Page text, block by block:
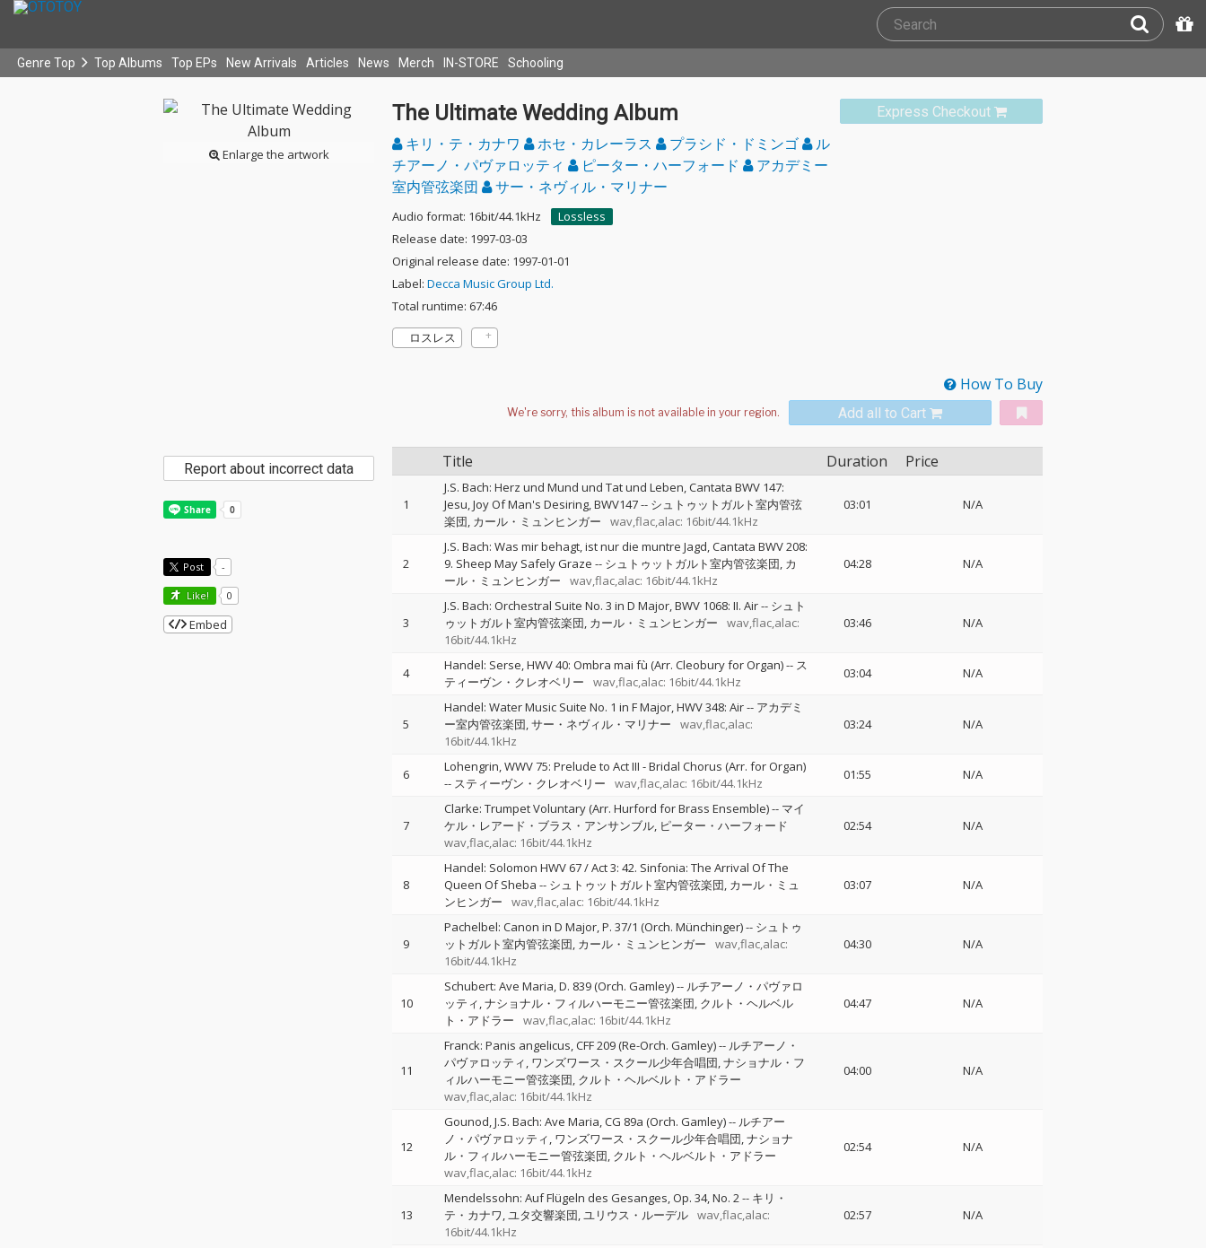
Genre Top Top Albums Top EPs New Arrivals Articles News Merch IN-STORE Schooling
Enlarge the artwork
Express Checkout
The Ultimate Wedding Album
キリ・テ・カナワ ホセ・カレーラス プラシド・ドミンゴ
ル
チアーノ・パヴァロッティ
ピーター・ハーフォード
アカデミー
室内管弦楽団
サー・ネヴィル・マリナー
Audio format: 16bit/44.1kHz
Lossless
Release date: 1997-03-03
Original release date: 1997-01-01
Label: Decca Music Group Ltd.
Total runtime: 67:46
ロスレス
How To Buy
Add all to Cart
Title Duration Price
1
J.S. Bach: Herz und Mund und Tat und Leben, Cantata BWV 147:
Jesu, Joy Of Man's Desiring, BWV147-- シュトゥットガルト室内管弦
楽団 カール・ミュンヒンガー wav,flac,alac: 16bit/44.1kHz
03:01 N/A
2
J.S. Bach: Was mir behagt, ist nur die muntre Jagd, Cantata BWV 208:
9. Sheep May Safely Graze -- シュトゥットガルト室内管弦楽団 カ
ール・ミュンヒンガー
wav,flac,alac: 16bit/44.1kHz
04:28 N/A
3
J.S. Bach: Orchestral Suite No. 3 in D Major, BWV 1068: II. Air-- シュト
ゥットガルト室内管弦楽団 カール・ミュンヒンガー
wav,flac,alac:
16bit/44.1kHz
03:46 N/A
4 Handel: Serse, HWV 40: Ombra mai fù (Arr. Cleobury for Organ)-- ス
ティーヴン・クレオベリー
wav,flac,alac: 16bit/44.1kHz
03:04 N/A
5
Handel: Water Music Suite No. 1 in F Major, HWV 348: Air-- アカデミ
ー室内管弦楽団 サー・ネヴィル・マリナー
wav,flac,alac:
16bit/44.1kHz
03:24 N/A
6
Lohengrin, WWV 75: Prelude to Act III - Bridal Chorus (Arr. for Organ)
-- スティーヴン・クレオベリー wav,flac,alac: 16bit/44.1kHz
01:55 N/A
7
Clarke: Trumpet Voluntary (Arr. Hurford for Brass Ensemble)-- マイ
ケル・レアード・ブラス・アンサンブル ピーター・ハーフォード
wav,flac,alac: 16bit/44.1kHz
02:54 N/A
8
Handel: Solomon HWV 67 / Act 3: 42. Sinfonia: The Arrival Of The
Queen Of Sheba -- シュトゥットガルト室内管弦楽団 カール・ミュ
ンヒンガー
wav,flac,alac: 16bit/44.1kHz
03:07 N/A
9
Pachelbel: Canon in D Major, P. 37/1 (Orch. Münchinger)-- シュトゥ
ットガルト室内管弦楽団 カール・ミュンヒンガー
wav,flac,alac:
16bit/44.1kHz
04:30 N/A
10
Schubert: Ave Maria, D. 839 (Orch. Gamley)-- ルチアーノ・パヴァロ
ッティ ナショナル・フィルハーモニー管弦楽団 クルト・ヘルベル
ト・アドラー
wav,flac,alac: 16bit/44.1kHz
04:47 N/A
11
Franck: Panis angelicus, CFF 209 (Re-Orch. Gamley)-- ルチアーノ・
パヴァロッティ ワンズワース・スクール少年合唱団 ナショナル・フ
ィルハーモニー管弦楽団 クルト・ヘルベルト・アドラー
wav,flac,alac: 16bit/44.1kHz
04:00 N/A
12
Gounod, J.S. Bach: Ave Maria, CG 89a (Orch. Gamley)-- ルチアー
ノ・パヴァロッティ ワンズワース・スクール少年合唱団 ナショナ
ル・フィルハーモニー管弦楽団 クルト・ヘルベルト・アドラー
wav,flac,alac: 16bit/44.1kHz
02:54 N/A
13
Mendelssohn: Auf Flügeln des Gesanges, Op. 34, No. 2-- キリ・
テ・カナワ ユタ交響楽団 ユリウス・ルーデル wav,flac,alac:
16bit/44.1kHz
02:57 N/A
Report about incorrect data
Post -
Like! 0
Embed